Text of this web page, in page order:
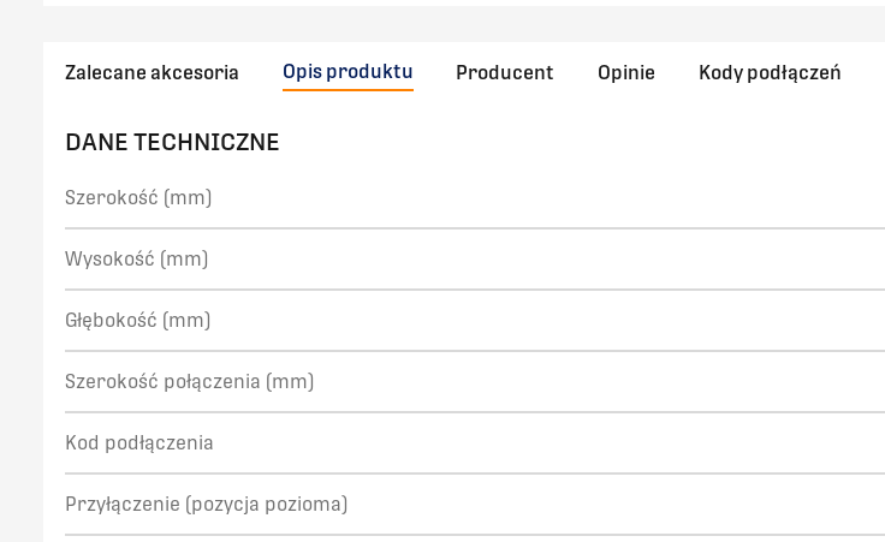
Zalecane akcesoria Opis produktu Producent Opinie Kody podłączeń
DANE TECHNICZNE
Szerokość (mm)
Wysokość (mm)
Głębokość (mm)
Szerokość połączenia (mm)
Kod podłączenia
Przyłączenie (pozycja pozioma)